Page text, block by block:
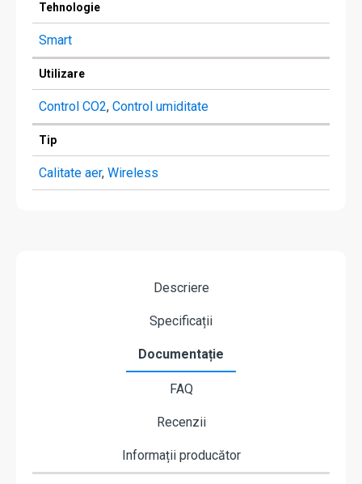
Tehnologie
Smart
Utilizare
Control CO2, Control umiditate
Tip
Calitate aer, Wireless
Descriere
Specificații
Documentație
FAQ
Recenzii
Informații producător